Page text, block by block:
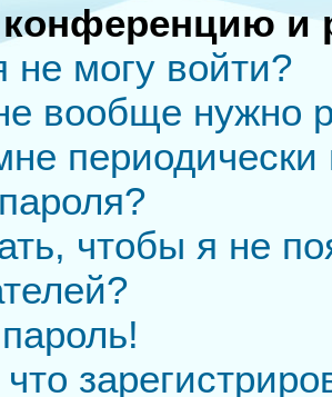
и
не могу войти?
вообще нужно
периодически
чтобы я не